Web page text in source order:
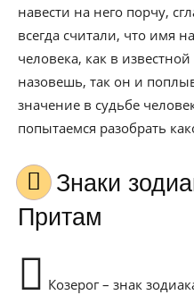
навести на него порчу,
всегда считали, что имя
человека, как в
назовешь, так он и
значение в судьбе
попытаемся разобрать
Знаки зодиака для имени
Притам
Козерог – знак